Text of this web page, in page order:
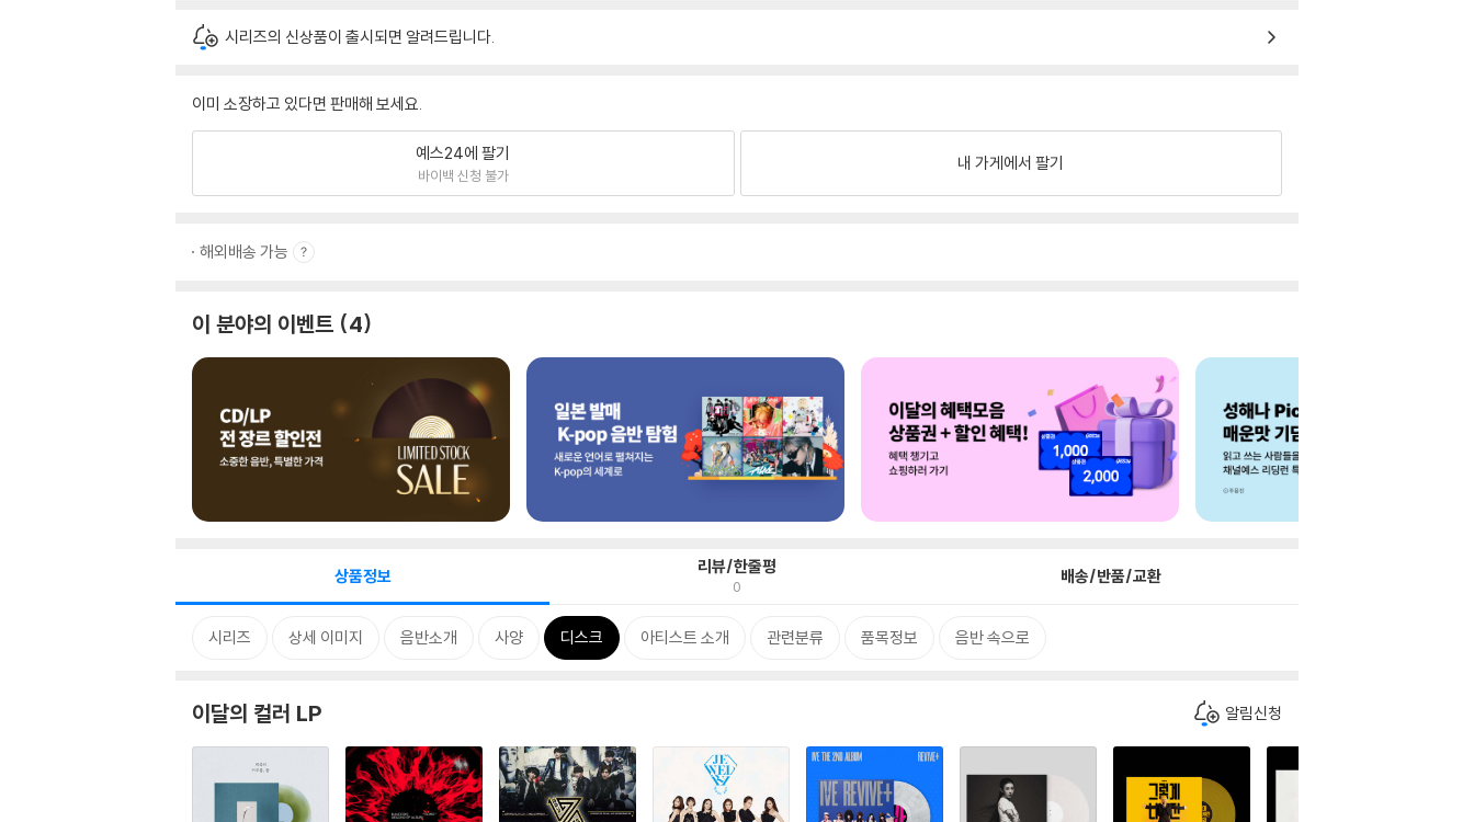
시리즈의 신상품이 출시되면 알려드립니다.
이미 소장하고 있다면 판매해 보세요.
예스24에 팔기
바이백 신청 불가
내 가게에서 팔기
해외배송 가능
이 분야의 이벤트 4
상품정보 리뷰/한줄평
0 배송/반품/교환
시리즈 상세 이미지 음반소개 사양 디스크 아티스트 소개 관련분류 품목정보 음반 속으로
이달의 컬러 LP 알림신청